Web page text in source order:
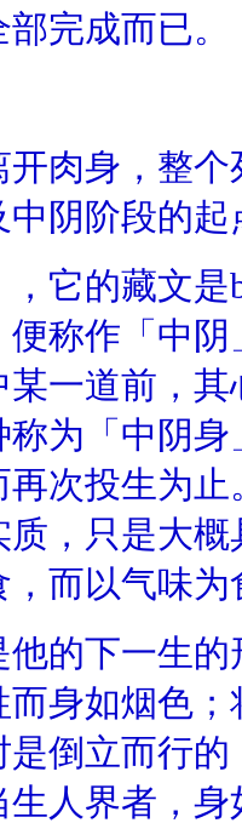
完成而已。
肉身，整
阴阶段的起
它的藏文是
称作「中
某一道前，
为「中阴
次投生为
质，只是大
而以气味为
的下一生
身如烟色
倒立而行
人界者，